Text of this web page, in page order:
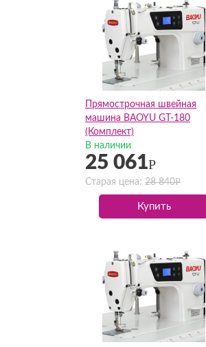
Прямострочная швейная
машина BAOYU GT-180
(Комплект)
В наличии
25 061Р
Старая цена: 28 840Р
Купить